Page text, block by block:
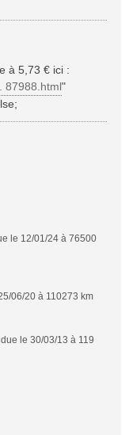
à 5,73 € ici :
87988.html"
le 12/01/24 à 76500
06/20 à 110273 km
le 30/03/13 à 119